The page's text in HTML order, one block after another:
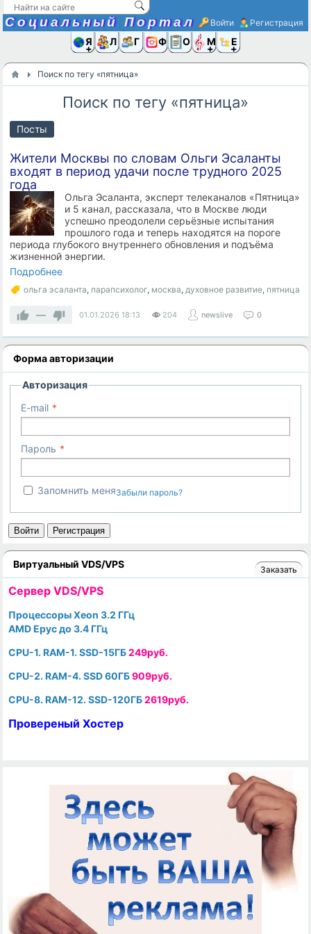
Социальный Портал Войти Регистрация
Я иЛюди
Группы
Фото Ещё
Поиск по тегу «пятница»
Поиск по тегу «пятница»
Посты
Жители Москвы по словам Ольги Эсаланты
входят в период удачи после трудного 2025
года
Ольга Эсаланта, эксперт телеканалов «Пятница»
и 5 канал, рассказала, что в Москве люди
успешно преодолели серьёзные испытания
прошлого года и теперь находятся на пороге
периода глубокого внутреннего обновления и подъёма
жизненной энергии.
Подробнее
ольга эсаланта, парапсихолог, москва,духовное развитие, пятница
— 01.01.2026 18:13 204 newslive 0
Форма авторизации
Авторизация
E-mail
Пароль
Запомнить меняЗабыли пароль?
Войти Регистрация
Виртуальный VDS/VPS Заказать
Cервер VDS/VPS
Процессоры Xeon 3.2 ГГц
AMD Epyc до 3.4 ГГц
CPU-1. RAM-1. SSD-15ГБ249руб.
CPU-2. RAM-4. SSD 60ГБ909руб.
CPU-8. RAM-12. SSD-120ГБ2619руб.
Провереный Хостер